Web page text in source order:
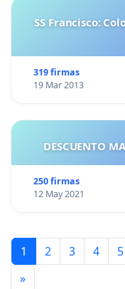
SS Francisco:
319 firmas
19 Mar 2013
250 firmas
12 May 2021
1 2 3 4 5
»